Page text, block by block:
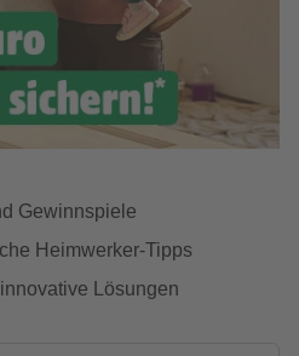
Gewinnspiele
Heimwerker-Tipps
Lösungen